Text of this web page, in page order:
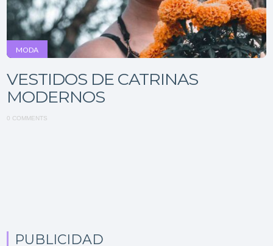
MODA
VESTIDOS DE CATRINAS
MODERNOS
0 COMMENTS
PUBLICIDAD